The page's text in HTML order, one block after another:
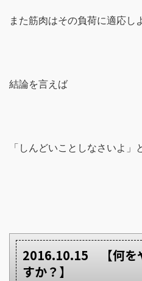
また筋肉はその負荷に適応し
結論を言えば
「しんどいことしなさいよ」
2016.10.15 【何を
すか？】